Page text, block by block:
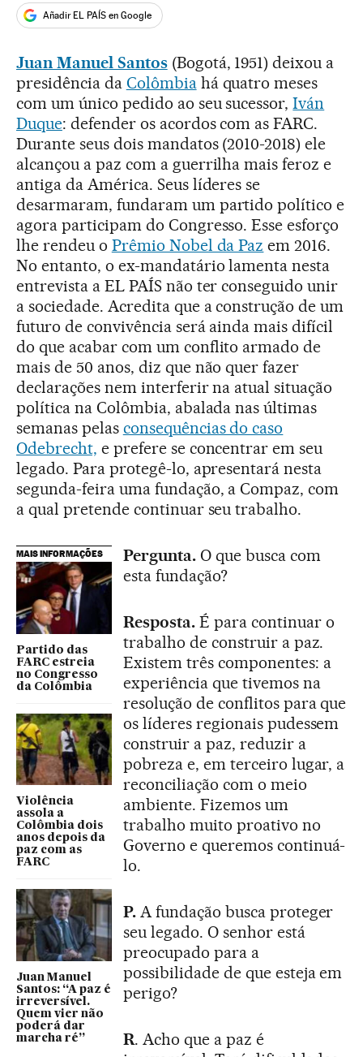
Añadir EL PAÍS en Google
Juan Manuel Santos(Bogotá, 1951) deixou a
presidência da Colômbiahá quatro meses
com um único pedido ao seu sucessor,Iván
Duque: defender os acordos com as FARC.
Durante seus dois mandatos (2010-2018) ele
alcançou a paz com a guerrilha mais feroz e
antiga da América. Seus líderes se
desarmaram, fundaram um partido político e
agora participam do Congresso. Esse esforço
lhe rendeu o Prêmio Nobel da Paz em 2016.
No entanto, o ex-mandatário lamenta nesta
entrevista a EL PAÍS não ter conseguido unir
a sociedade. Acredita que a construção de um
futuro de convivência será ainda mais difícil
do que acabar com um conflito armado de
mais de 50 anos, diz que não quer fazer
declarações nem interferir na atual situação
política na Colômbia, abalada nas últimas
semanas pelas consequências do caso
Odebrecht, e prefere se concentrar em seu
legado. Para protegê-lo, apresentará nesta
segunda-feira uma fundação, a Compaz, com
a qual pretende continuar seu trabalho.
MAIS INFORMAÇÕES
Partido das
FARC estreia
no Congresso
da Colômbia
Violência
assola a
Colômbia dois
anos depois da
paz com as
FARC
Juan Manuel
Santos: “A paz é
irreversível.
Quem vier não
poderá dar
marcha ré”
Pergunta.O que busca com
esta fundação?
Resposta.É para continuar o
trabalho de construir a paz.
Existem três componentes: a
experiência que tivemos na
resolução de conflitos para que
os líderes regionais pudessem
construir a paz, reduzir a
pobreza e, em terceiro lugar, a
reconciliação com o meio
ambiente. Fizemos um
trabalho muito proativo no
Governo e queremos continuá-
lo.
P.A fundação busca proteger
seu legado. O senhor está
preocupado para a
possibilidade de que esteja em
perigo?
R. Acho que a paz é